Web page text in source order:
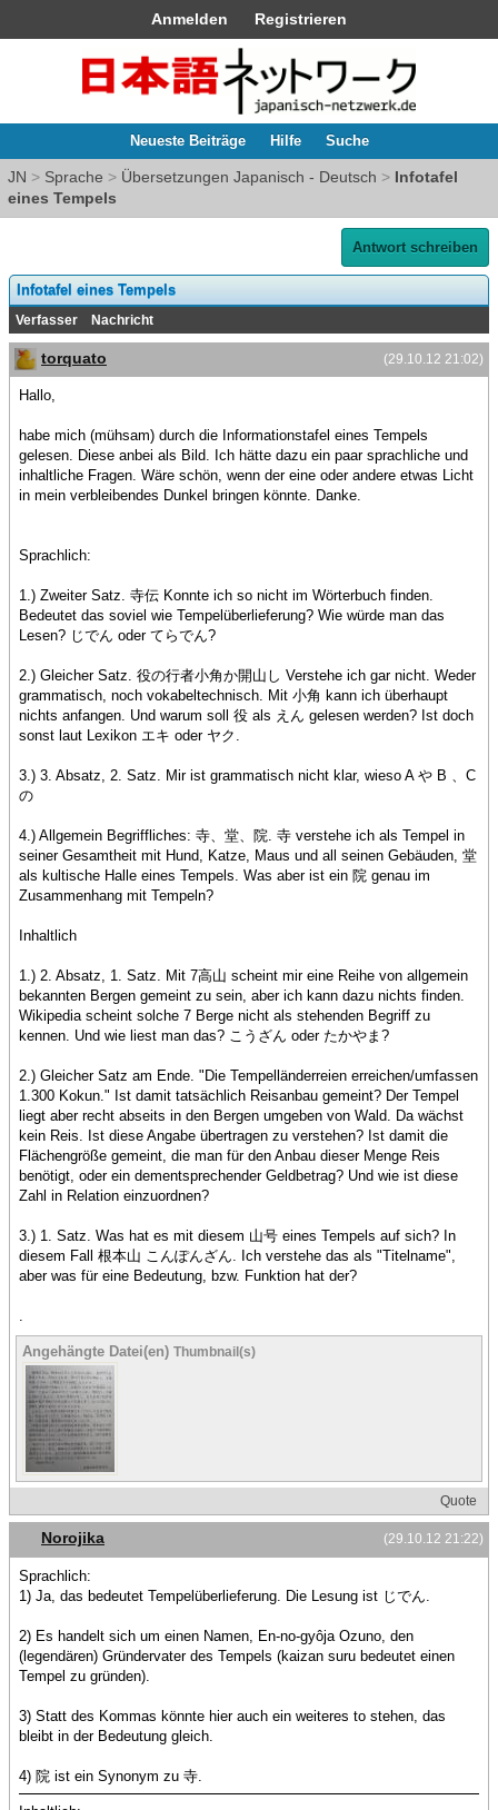
Anmelden Registrieren
Neueste Beiträge Hilfe Suche
JN > Sprache > Übersetzungen Japanisch - Deutsch > Infotafel
eines Tempels
Antwort schreiben
Infotafel eines Tempels
Verfasser Nachricht
(29.10.12 21:02)
torquato
Hallo,
habe mich (mühsam) durch die Informationstafel eines Tempels
gelesen. Diese anbei als Bild. Ich hätte dazu ein paar sprachliche und
inhaltliche Fragen. Wäre schön, wenn der eine oder andere etwas Licht
in mein verbleibendes Dunkel bringen könnte. Danke.
Sprachlich:
1.) Zweiter Satz. 寺伝 Konnte ich so nicht im Wörterbuch finden.
Bedeutet das soviel wie Tempelüberlieferung? Wie würde man das
Lesen? じでん oder てらでん?
2.) Gleicher Satz. 役の行者小角か開山し Verstehe ich gar nicht. Weder
grammatisch, noch vokabeltechnisch. Mit 小角 kann ich überhaupt
nichts anfangen. Und warum soll 役 als えん gelesen werden? Ist doch
sonst laut Lexikon エキ oder ヤク.
3.) 3. Absatz, 2. Satz. Mir ist grammatisch nicht klar, wieso A や B 、C
の
4.) Allgemein Begriffliches: 寺、堂、院. 寺 verstehe ich als Tempel in
seiner Gesamtheit mit Hund, Katze, Maus und all seinen Gebäuden, 堂
als kultische Halle eines Tempels. Was aber ist ein 院 genau im
Zusammenhang mit Tempeln?
Inhaltlich
1.) 2. Absatz, 1. Satz. Mit 7高山 scheint mir eine Reihe von allgemein
bekannten Bergen gemeint zu sein, aber ich kann dazu nichts finden.
Wikipedia scheint solche 7 Berge nicht als stehenden Begriff zu
kennen. Und wie liest man das? こうざん oder たかやま?
2.) Gleicher Satz am Ende. "Die Tempelländerreien erreichen/umfassen
1.300 Kokun." Ist damit tatsächlich Reisanbau gemeint? Der Tempel
liegt aber recht abseits in den Bergen umgeben von Wald. Da wächst
kein Reis. Ist diese Angabe übertragen zu verstehen? Ist damit die
Flächengröße gemeint, die man für den Anbau dieser Menge Reis
benötigt, oder ein dementsprechender Geldbetrag? Und wie ist diese
Zahl in Relation einzuordnen?
3.) 1. Satz. Was hat es mit diesem 山号 eines Tempels auf sich? In
diesem Fall 根本山 こんぽんざん. Ich verstehe das als "Titelname",
aber was für eine Bedeutung, bzw. Funktion hat der?
.
Angehängte Datei(en) Thumbnail(s)
Quote
(29.10.12 21:22)
Norojika
Sprachlich:
1) Ja, das bedeutet Tempelüberlieferung. Die Lesung ist じでん.
2) Es handelt sich um einen Namen, En-no-gyôja Ozuno, den
(legendären) Gründervater des Tempels (kaizan suru bedeutet einen
Tempel zu gründen).
3) Statt des Kommas könnte hier auch ein weiteres to stehen, das
bleibt in der Bedeutung gleich.
4) 院 ist ein Synonym zu 寺.